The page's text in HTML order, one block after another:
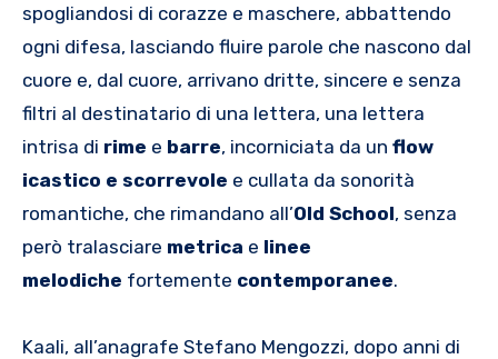
spogliandosi di corazze e maschere, abbattendo
ogni difesa, lasciando fluire parole che nascono dal
cuore e, dal cuore, arrivano dritte, sincere e senza
filtri al destinatario di una lettera, una lettera
intrisa di rime e barre, incorniciata da un flow
icastico e scorrevole e cullata da sonorità
romantiche, che rimandano all’Old School, senza
però tralasciare metrica e linee
melodiche fortemente contemporanee.
Kaali, all’anagrafe Stefano Mengozzi, dopo anni di